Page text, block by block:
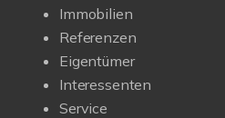
Immobilien
Referenzen
Eigentümer
Interessenten
Service